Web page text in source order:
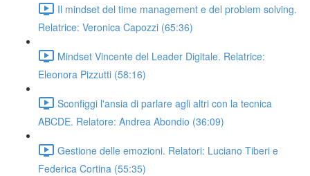
Il mindset del time management e del problem solving.
Relatrice: Veronica Capozzi (65:36)
Mindset Vincente del Leader Digitale. Relatrice:
Eleonora Pizzutti (58:16)
Sconfiggi l'ansia di parlare agli altri con la tecnica
ABCDE. Relatore: Andrea Abondio (36:09)
Gestione delle emozioni. Relatori: Luciano Tiberi e
Federica Cortina (55:35)